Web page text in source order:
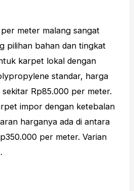
meter malang sangat
pilihan bahan dan tingkat
karpet lokal dengan
standar, harga
sekitar Rp85.000 per meter.
impor dengan ketebalan
harganya ada di antara
per meter. Varian